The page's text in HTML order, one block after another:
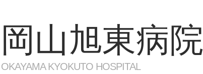
岡山旭東病院
OKAYAMA KYOKUTO HOSPITAL